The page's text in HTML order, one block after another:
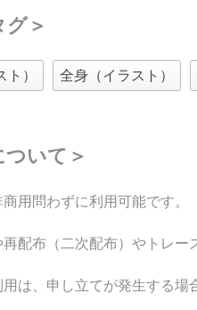
グ＞
ト） 全身（イラスト）
ついて＞
用問わずに利用可能です。
配布（二次配布）やトレー
は、申し立てが発生する場